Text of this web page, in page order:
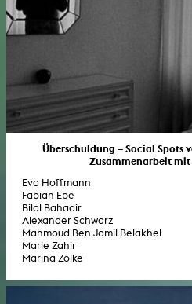
Überschuldung – Social Spots
Zusammenarbeit mit
Eva Hoffmann
Fabian Epe
Bilal Bahadir
Alexander Schwarz
Mahmoud Ben Jamil Belakhel
Marie Zahir
Marina Zolke